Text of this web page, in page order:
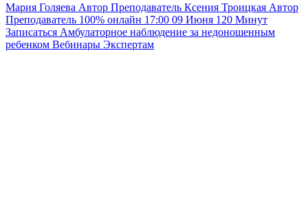
Мария Голяева Автор Преподаватель Ксения Троицкая Автор
Преподаватель 100% онлайн 17:00 09 Июня 120 Минут
Записаться Амбулаторное наблюдение за недоношенным
ребенком Вебинары Экспертам